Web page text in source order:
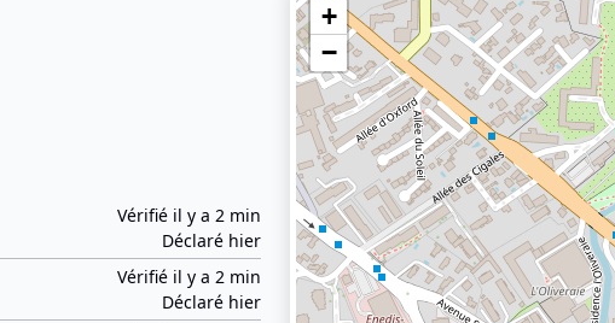
Vérifié il y a 2 min
Déclaré hier
Vérifié il y a 2 min
Déclaré hier
+
−